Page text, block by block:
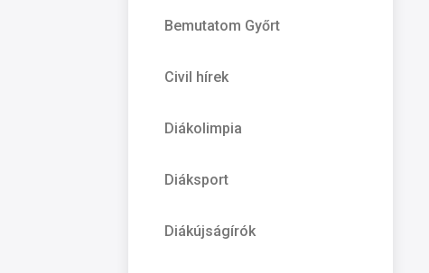
Bemutatom Győrt
Civil hírek
Diákolimpia
Diáksport
Diákújságírók